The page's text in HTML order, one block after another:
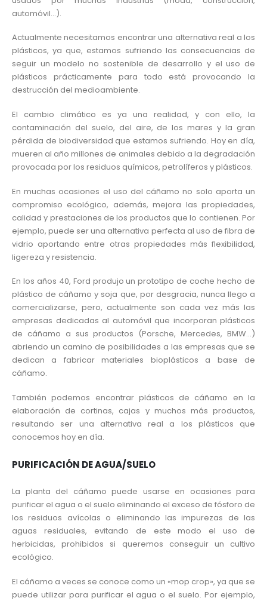
automóvil…).
Actualmente necesitamos encontrar una alternativa real a los
plásticos, ya que, estamos sufriendo las consecuencias de
seguir un modelo no sostenible de desarrollo y el uso de
plásticos prácticamente para todo está provocando la
destrucción del medioambiente.
El cambio climático es ya una realidad, y con ello, la
contaminación del suelo, del aire, de los mares y la gran
pérdida de biodiversidad que estamos sufriendo. Hoy en día,
mueren al año millones de animales debido a la degradación
provocada por los residuos químicos, petrolíferos y plásticos.
En muchas ocasiones el uso del cáñamo no solo aporta un
compromiso ecológico, además, mejora las propiedades,
calidad y prestaciones de los productos que lo contienen. Por
ejemplo, puede ser una alternativa perfecta al uso de fibra de
vidrio aportando entre otras propiedades más flexibilidad,
ligereza y resistencia.
En los años 40, Ford produjo un prototipo de coche hecho de
plástico de cáñamo y soja que, por desgracia, nunca llego a
comercializarse, pero, actualmente son cada vez más las
empresas dedicadas al automóvil que incorporan plásticos
de cáñamo a sus productos (Porsche, Mercedes, BMW…)
abriendo un camino de posibilidades a las empresas que se
dedican a fabricar materiales bioplásticos a base de
cáñamo.
También podemos encontrar plásticos de cáñamo en la
elaboración de cortinas, cajas y muchos más productos,
resultando ser una alternativa real a los plásticos que
conocemos hoy en día.
PURIFICACIÓN DE AGUA/SUELO
La planta del cáñamo puede usarse en ocasiones para
purificar el agua o el suelo eliminando el exceso de fósforo de
los residuos avícolas o eliminando las impurezas de las
aguas residuales, evitando de este modo el uso de
herbicidas, prohibidos si queremos conseguir un cultivo
ecológico.
El cáñamo a veces se conoce como un «mop crop», ya que se
puede utilizar para purificar el agua o el suelo. Por ejemplo,